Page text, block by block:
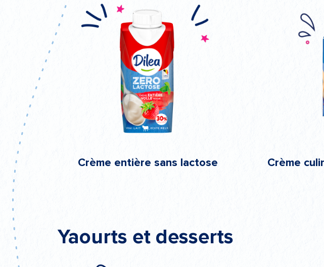
Crème entière sans lactose Crème
Yaourts et desserts